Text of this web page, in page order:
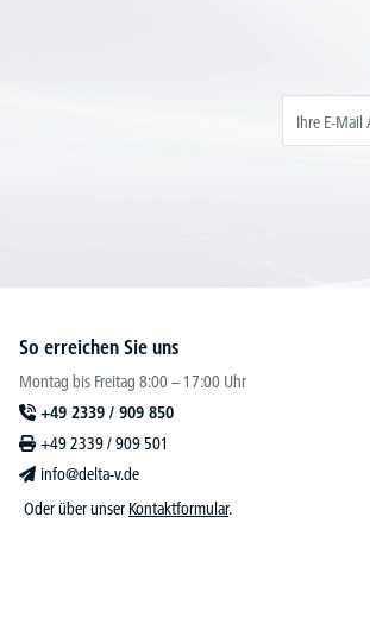
So erreichen Sie uns
Montag bis Freitag 8:00 – 17:00 Uhr
+49 2339 / 909 850
+49 2339 / 909 501
info@delta-v.de
Oder über unser Kontaktformular.